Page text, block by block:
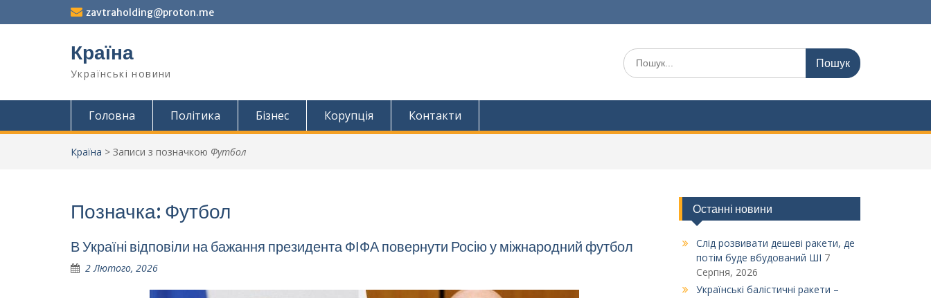
до
zavtraholding@proton.me
Країна
Українські новини
Шукати:
Головна Політика Бізнес Корупція Контакти
Країна > Записи з позначкою Футбол
Позначка: Футбол
В Україні відповіли на бажання президента ФІФА повернути Росію у міжнародний футбол
2 Лютого, 2026
Останні новини
Слід розвивати дешеві ракети, де
потім буде вбудований ШІ 7
Серпня, 2026
Українські балістичні ракети –